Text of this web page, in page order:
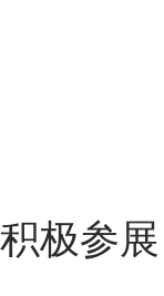
积极参